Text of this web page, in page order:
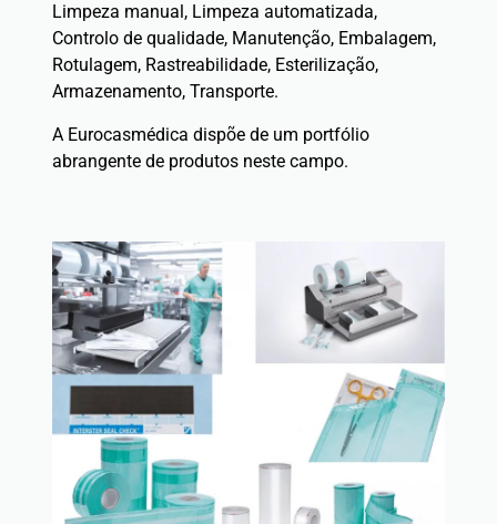
Limpeza manual, Limpeza automatizada,
Controlo de qualidade, Manutenção, Embalagem,
Rotulagem, Rastreabilidade, Esterilização,
Armazenamento, Transporte.
A Eurocasmédica dispõe de um portfólio
abrangente de produtos neste campo.